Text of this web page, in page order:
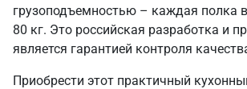
грузоподъемностью – каждая полка
80 кг. Это российская разработка и
является гарантией контроля
Приобрести этот практичный